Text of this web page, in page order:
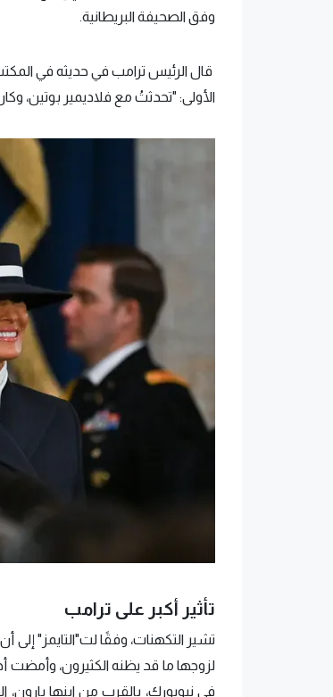
وفق الصحيفة البريطانية.
قال الرئيس ترامب في حديثه في
الأولى: "تحدثتُ مع فلاديمير بوتين،
تأثير أكبر على ترامب
لزوجها ما قد يظنه الكثيرون، وأمضت
في نيويورك، بالقرب من ابنها